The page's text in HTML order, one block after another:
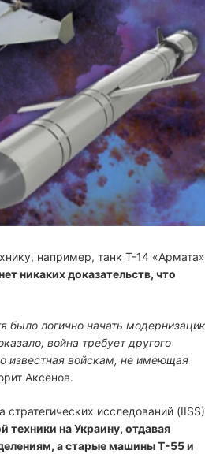
ч
и
т
а
н
я
например, танк Т-14
никаких доказательств, что
было логично начать
война требует другого
известная войскам, не имеющая
Аксенов.
исследований (IISS)
техники на Украину, отдавая
а старые машины Т-55 и